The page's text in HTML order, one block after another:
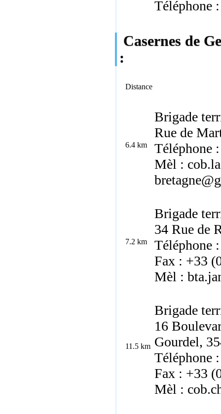
Téléphone
Casernes de
:
Distance
6.4 km
Brigade
Rue de
Téléphone
Mèl :
7.2 km
Brigade
34 Rue de
Téléphone
Fax : +33
Mèl :
11.5 km
Brigade
16
Gourdel,
Téléphone
Fax : +33
Mèl :